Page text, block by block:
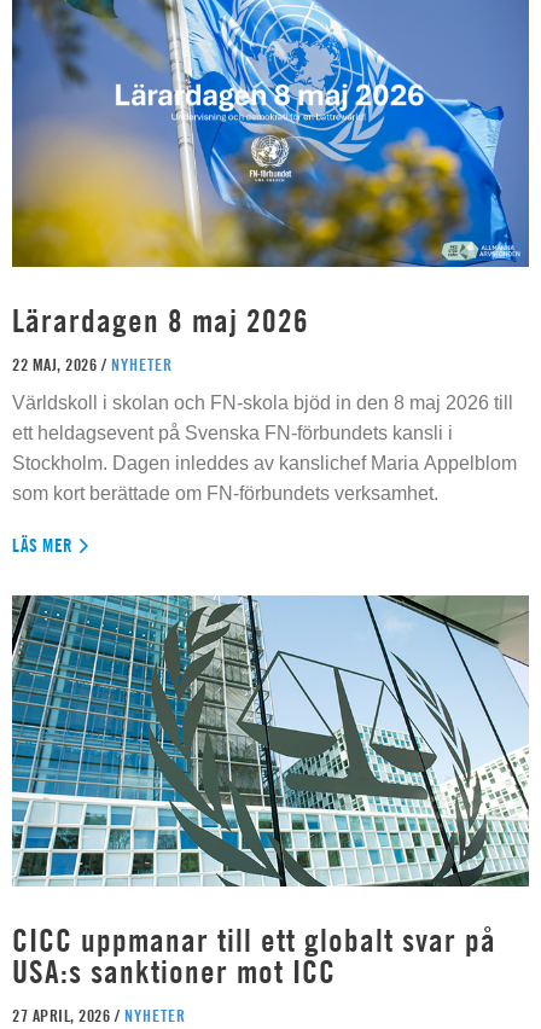
Lärardagen 8 maj 2026
22 MAJ, 2026 / NYHETER
Världskoll i skolan och FN-skola bjöd in den 8 maj 2026 till
ett heldagsevent på Svenska FN-förbundets kansli i
Stockholm. Dagen inleddes av kanslichef Maria Appelblom
som kort berättade om FN-förbundets verksamhet.
LÄS MER
CICC uppmanar till ett globalt svar på
USA:s sanktioner mot ICC
27 APRIL, 2026 / NYHETER